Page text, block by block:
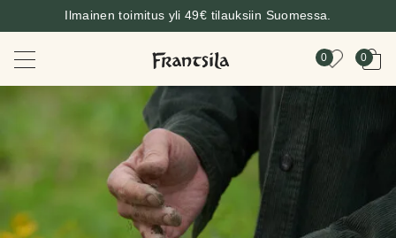
Ilmainen toimitus yli 49€ tilauksiin Suomessa.
0 0